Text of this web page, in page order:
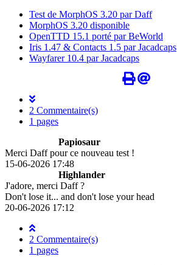
Test de MorphOS 3.20 par Daff
MorphOS 3.20 disponible
OpenTTD 15.1 porté par BeWorld
Iris 1.47 & Contacts 1.5 par Jacadcaps
Wayfarer 10.4 par Jacadcaps
2 Commentaire(s)
1 pages
Papiosaur
Merci Daff pour ce nouveau test !
15-06-2026 17:48
Highlander
J'adore, merci Daff ?
Don't lose it... and don't lose your head
20-06-2026 17:12
2 Commentaire(s)
1 pages